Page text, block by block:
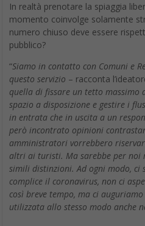
In realtà prenotare la spiaggia
momento coinvolge solamente
numero chiuso deve essere
pubblico?
“Siamo in contatto con Comuni e
questo servizio – racconta
quella di fissare un tetto massimo
spazio a disposizione e gestire i
in entrata che in uscita a un
però incontrato opinioni
amministratori vorrebbero
altri ai turisti. Ma sarebbe per noi
simili distinzioni. Ad ogni modo, ci
complice il coronavirus, non ci
così breve tempo, ma ci
utilizzata allo stesso modo anche